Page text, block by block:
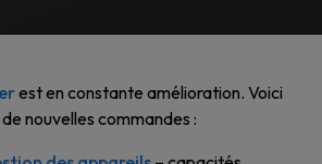
est en constante amélioration. Voici
nouvelles commandes :